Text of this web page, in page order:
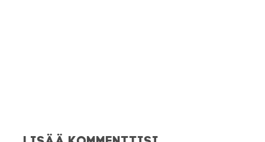
Lisää kommenttisi